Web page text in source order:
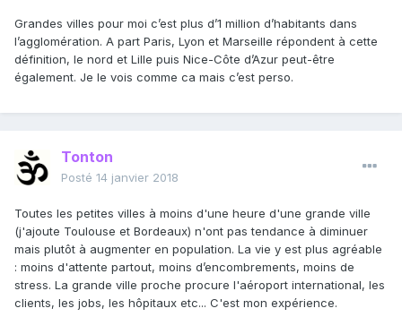
Grandes villes pour moi c’est plus d’1 million d’habitants dans
l’agglomération. A part Paris, Lyon et Marseille répondent à cette
définition, le nord et Lille puis Nice-Côte d’Azur peut-être
également. Je le vois comme ca mais c’est perso.
Tonton
Posté 14 janvier 2018
Toutes les petites villes à moins d'une heure d'une grande ville
(j'ajoute Toulouse et Bordeaux) n'ont pas tendance à diminuer
mais plutôt à augmenter en population. La vie y est plus agréable
: moins d'attente partout, moins d’encombrements, moins de
stress. La grande ville proche procure l'aéroport international, les
clients, les jobs, les hôpitaux etc... C'est mon expérience.